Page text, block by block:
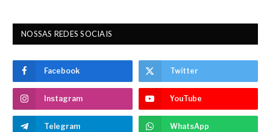
NOSSAS REDES SOCIAIS
Facebook Twitter
Instagram YouTube
Telegram WhatsApp